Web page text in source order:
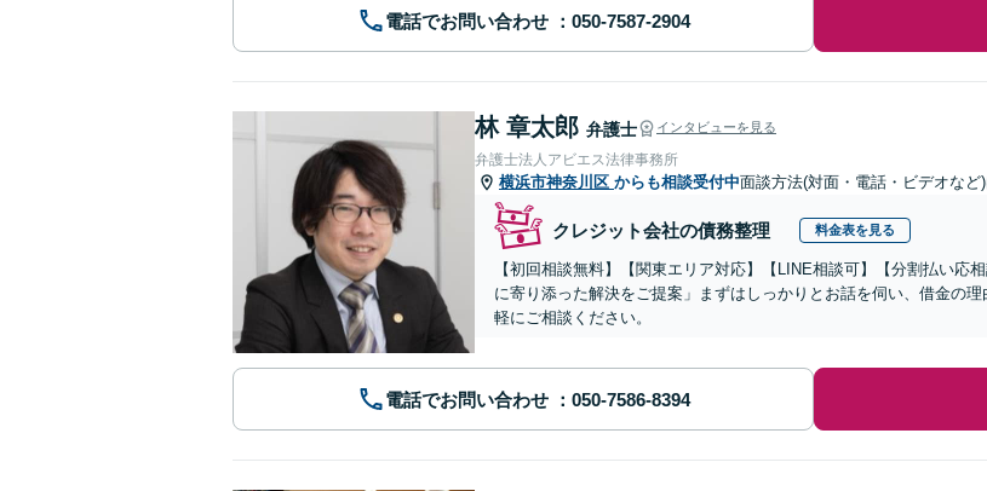
電話でお問い合わせ
林 章太郎 弁護士 インタビューを見る
弁護士法人アビエス法律事務所
横浜市神奈川区 からも相談受付中面談方法(対面・電話・ビデオなど
クレジット会社の債務整理 料金表を見る
【初回相談無料】【関東エリア対応】【LINE相談可】【分割払い応
に寄り添った解決をご提案」まずはしっかりとお話を伺い、借金の
軽にご相談ください。
電話でお問い合わせ